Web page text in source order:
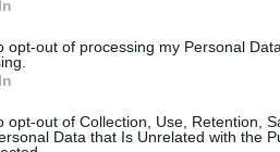
opt-out of processing my Personal
opt-out of Collection, Use, Retention,
Data that Is Unrelated with the
10
2015. augusztus 28.írta: